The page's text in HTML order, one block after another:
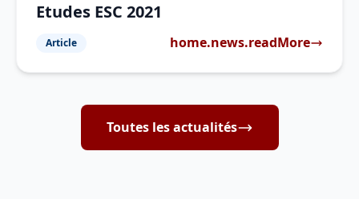
Etudes ESC 2021
Article home.news.readMore
Toutes les actualités